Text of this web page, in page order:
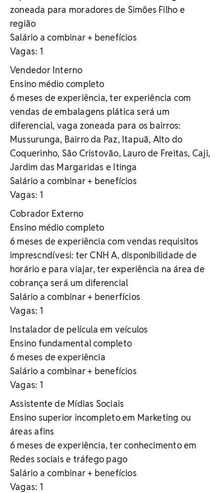
zoneada para moradores de Simões Filho e
região
Salário a combinar + benefícios
Vagas: 1
Vendedor Interno
Ensino médio completo
6 meses de experiência, ter experiência com
vendas de embalagens plática será um
diferencial, vaga zoneada para os bairros:
Mussurunga, Bairro da Paz, Itapuã, Alto do
Coquerinho, São Cristovão, Lauro de Freitas, Caji,
Jardim das Margaridas e Itinga
Salário a combinar + benefícios
Vagas: 1
Cobrador Externo
Ensino médio completo
6 meses de experiência com vendas requisitos
imprescndívesi: ter CNH A, disponibilidade de
horário e para viajar, ter experiência na área de
cobrança será um diferencial
Salário a combinar + benerfícios
Vagas: 1
Instalador de película em veículos
Ensino fundamental completo
6 meses de experiência
Salário a combinar + benefícios
Vagas: 1
Assistente de Mídias Sociais
Ensino superior incompleto em Marketing ou
áreas afins
6 meses de experiência, ter conhecimento em
Redes sociais e tráfego pago
Salário a combinar + benefícios
Vagas: 1